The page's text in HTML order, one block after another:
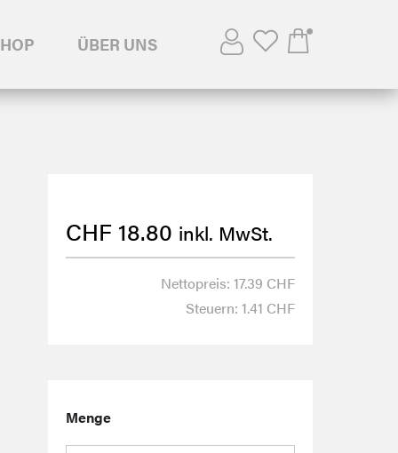
ÜBER UNS
CHF 18.80 inkl. MwSt.
Nettopreis: 17.39 CHF
Steuern: 1.41 CHF
Menge